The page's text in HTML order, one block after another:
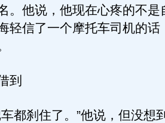
。他说，他现在心疼的不是
轻信了一个摩托车司机的话
到
刹住了。”他说，但没想